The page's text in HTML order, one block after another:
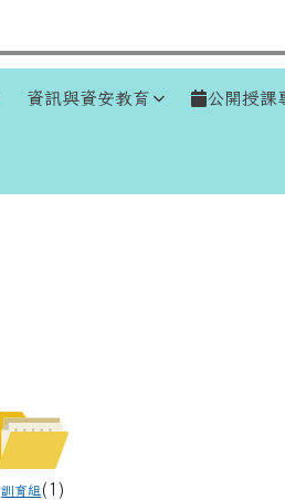
資訊與資安教育 公開授課
訓育組 (1)